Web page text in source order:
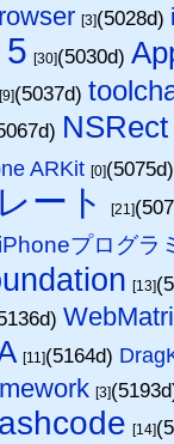
[3](5028d)
[30](5030d)
[9](5037d)
NSRect
ARKit [0]
ート [21]
プログラ
[13]
[11](5164d)
[3]
[14]